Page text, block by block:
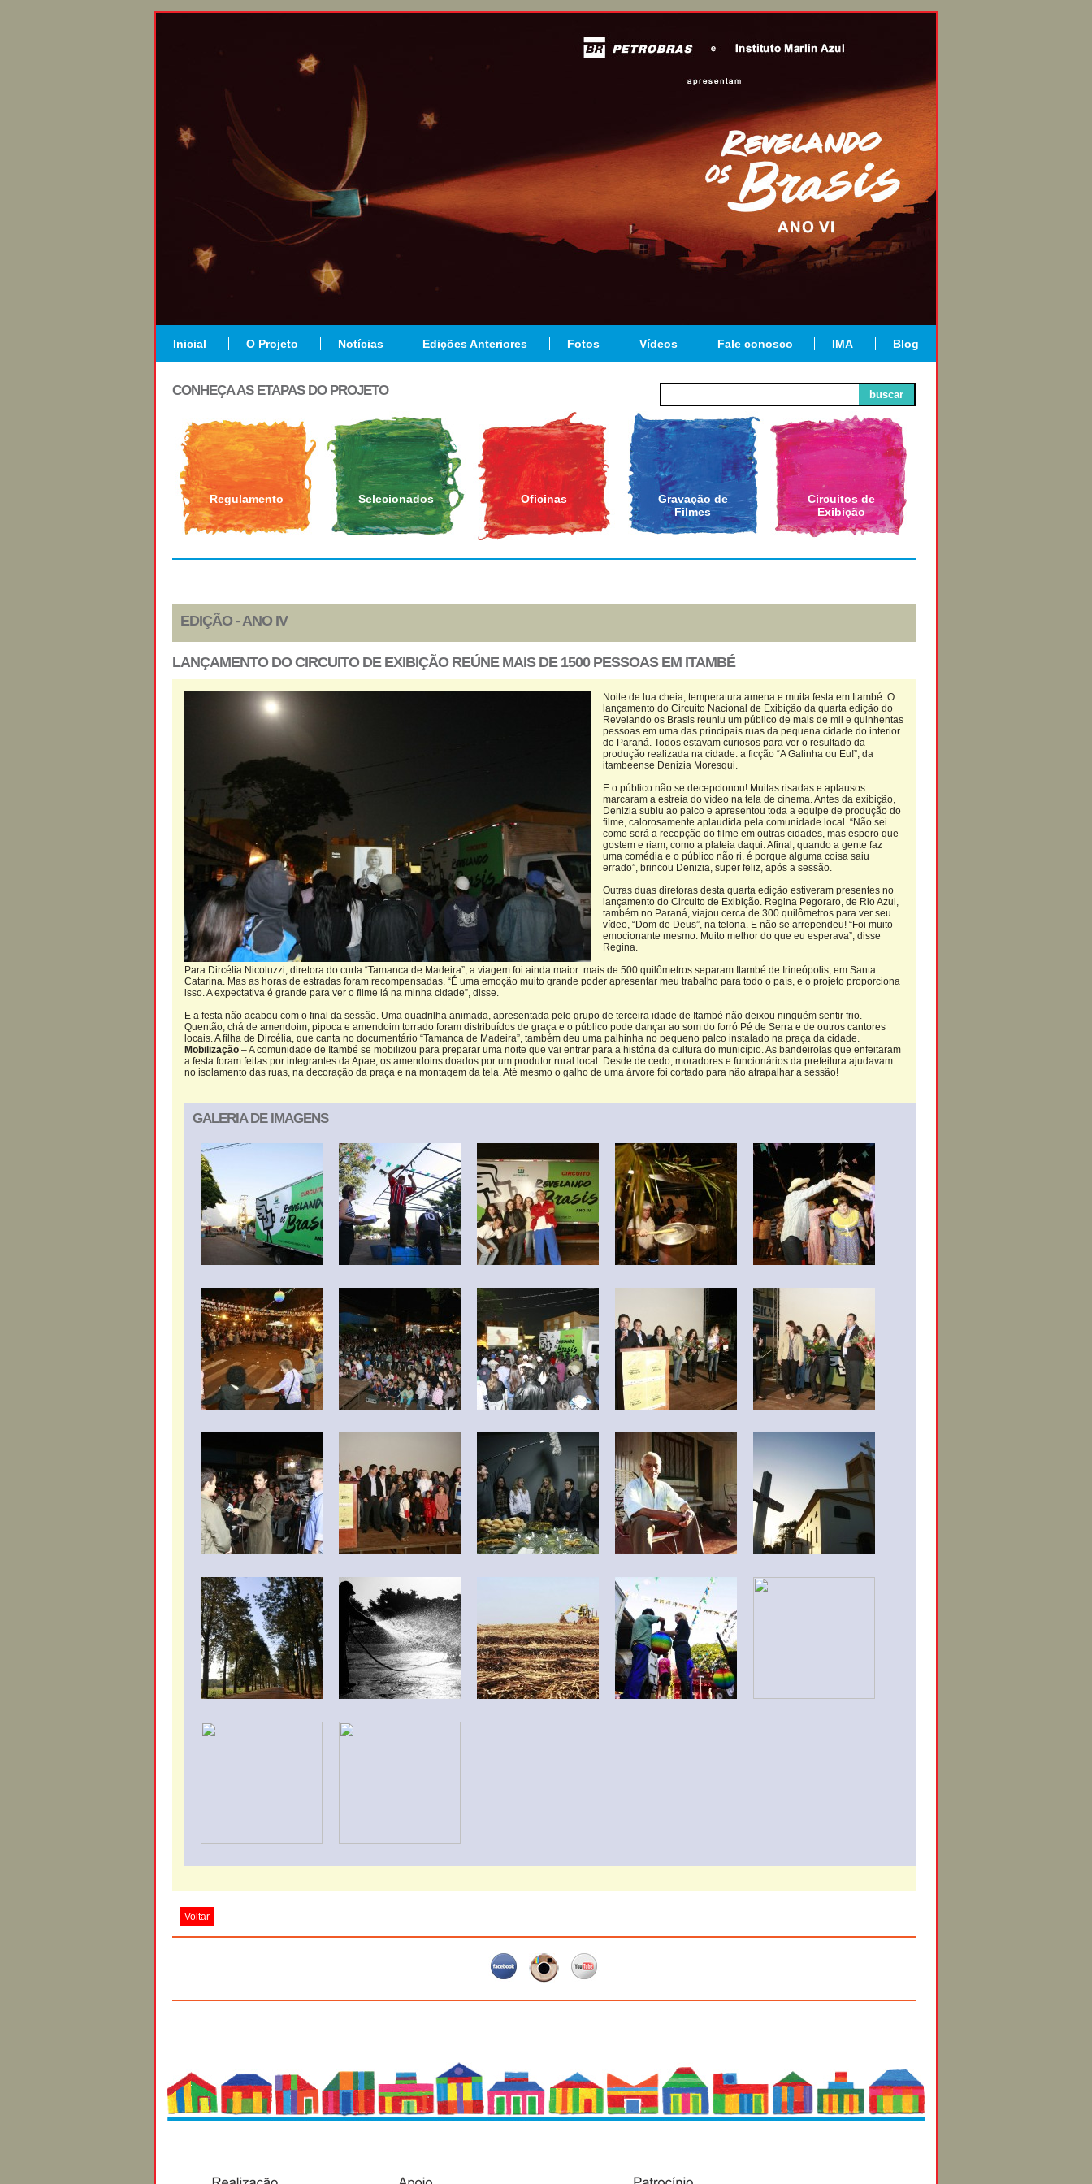
Inicial O Projeto Notícias Edições Anteriores Fotos Vídeos Fale conosco IMA Blog
buscar
CONHEÇA AS ETAPAS DO PROJETO
Regulamento Selecionados Oficinas
Gravação de
Filmes
Circuitos de
Exibição
EDIÇÃO - ANO IV
LANÇAMENTO DO CIRCUITO DE EXIBIÇÃO REÚNE MAIS DE 1500 PESSOAS EM ITAMBÉ
Noite de lua cheia, temperatura amena e muita festa em Itambé. O
lançamento do Circuito Nacional de Exibição da quarta edição do
Revelando os Brasis reuniu um público de mais de mil e quinhentas
pessoas em uma das principais ruas da pequena cidade do interior
do Paraná. Todos estavam curiosos para ver o resultado da
produção realizada na cidade: a ficção “A Galinha ou Eu!”, da
itambeense Denizia Moresqui.
E o público não se decepcionou! Muitas risadas e aplausos
marcaram a estreia do vídeo na tela de cinema. Antes da exibição,
Denizia subiu ao palco e apresentou toda a equipe de produção do
filme, calorosamente aplaudida pela comunidade local. “Não sei
como será a recepção do filme em outras cidades, mas espero que
gostem e riam, como a plateia daqui. Afinal, quando a gente faz
uma comédia e o público não ri, é porque alguma coisa saiu
errado”, brincou Denizia, super feliz, após a sessão.
Outras duas diretoras desta quarta edição estiveram presentes no
lançamento do Circuito de Exibição. Regina Pegoraro, de Rio Azul,
também no Paraná, viajou cerca de 300 quilômetros para ver seu
vídeo, “Dom de Deus”, na telona. E não se arrependeu! “Foi muito
emocionante mesmo. Muito melhor do que eu esperava”, disse
Regina.
Para Dircélia Nicoluzzi, diretora do curta “Tamanca de Madeira”, a viagem foi ainda maior: mais de 500 quilômetros separam Itambé de Irineópolis, em Santa
Catarina. Mas as horas de estradas foram recompensadas. “É uma emoção muito grande poder apresentar meu trabalho para todo o país, e o projeto proporciona
isso. A expectativa é grande para ver o filme lá na minha cidade”, disse.
E a festa não acabou com o final da sessão. Uma quadrilha animada, apresentada pelo grupo de terceira idade de Itambé não deixou ninguém sentir frio.
Quentão, chá de amendoim, pipoca e amendoim torrado foram distribuídos de graça e o público pode dançar ao som do forró Pé de Serra e de outros cantores
locais. A filha de Dircélia, que canta no documentário “Tamanca de Madeira”, também deu uma palhinha no pequeno palco instalado na praça da cidade.
Mobilização – A comunidade de Itambé se mobilizou para preparar uma noite que vai entrar para a história da cultura do município. As bandeirolas que enfeitaram
a festa foram feitas por integrantes da Apae, os amendoins doados por um produtor rural local. Desde de cedo, moradores e funcionários da prefeitura ajudavam
no isolamento das ruas, na decoração da praça e na montagem da tela. Até mesmo o galho de uma árvore foi cortado para não atrapalhar a sessão!
GALERIA DE IMAGENS
Voltar